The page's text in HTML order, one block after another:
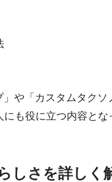
や「カスタムタクソ
も役に立つ内容とな
しさを詳しく